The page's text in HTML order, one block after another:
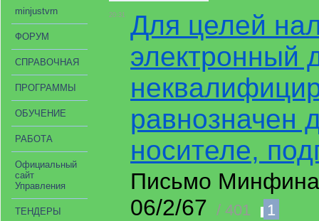
minjustvrn
ФОРУМ
СПРАВОЧНАЯ
ПРОГРАММЫ
ОБУЧЕНИЕ
РАБОТА
Официальный
сайт
Управления
ТЕНДЕРЫ
20:31
Для целей
электронный
равнозначен
носителе,
Письмо Минфина
06/2/67 / 401 1